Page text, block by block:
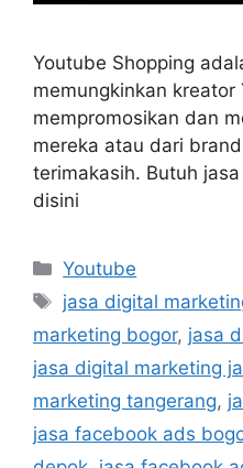
Youtube Shopping
memungkinkan kreator
mempromosikan dan
mereka atau dari
terimakasih. Butuh
disini
Youtube
jasa digital
marketing bogor, jasa
jasa digital marketing
marketing tangerang,
jasa facebook ads